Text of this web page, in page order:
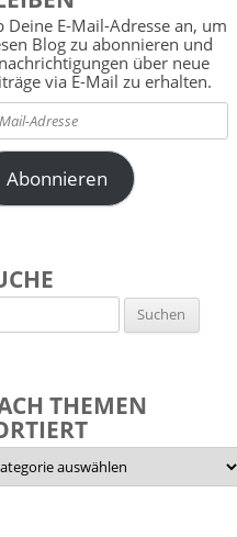
Deine E-Mail-Adresse an, um
Blog zu abonnieren und
über neue
via E-Mail zu erhalten.
Abonnieren
THEMEN